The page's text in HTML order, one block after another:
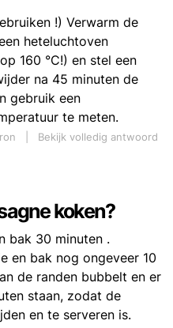
!) Verwarm de
heteluchtoven
160 °C!) en stel een
na 45 minuten de
gebruik een
te meten.
Bekijk volledig antwoord
koken?
bak 30 minuten .
en bak nog ongeveer 10
de randen bubbelt en er
staan, zodat de
en te serveren is.